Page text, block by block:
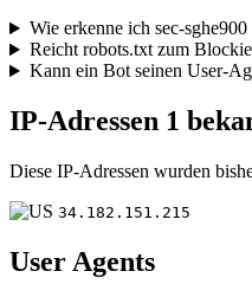
Wie erkenne ich sec-
Reicht robots.txt zum
Kann ein Bot seinen User-
IP-Adressen 1
Diese IP-Adressen wurden
34.182.151.215
User Agents